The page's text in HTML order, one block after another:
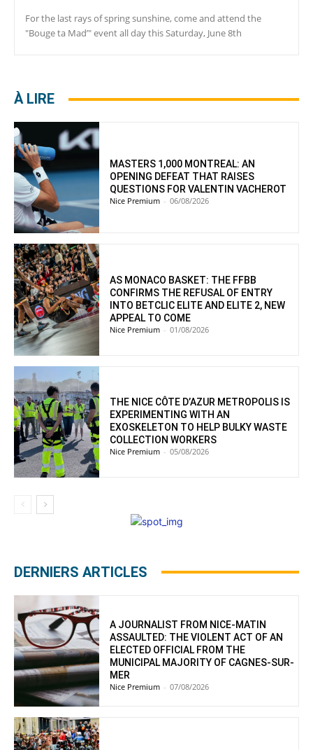
For the last rays of spring sunshine, come and attend the
"Bouge ta Mad’" event all day this Saturday, June 8th
À LIRE
MASTERS 1,000 MONTREAL: AN
OPENING DEFEAT THAT RAISES
QUESTIONS FOR VALENTIN VACHEROT
Nice Premium - 06/08/2026
AS MONACO BASKET: THE FFBB
CONFIRMS THE REFUSAL OF ENTRY
INTO BETCLIC ELITE AND ELITE 2, NEW
APPEAL TO COME
Nice Premium - 01/08/2026
THE NICE CÔTE D’AZUR METROPOLIS IS
EXPERIMENTING WITH AN
EXOSKELETON TO HELP BULKY WASTE
COLLECTION WORKERS
Nice Premium - 05/08/2026
DERNIERS ARTICLES
A JOURNALIST FROM NICE-MATIN
ASSAULTED: THE VIOLENT ACT OF AN
ELECTED OFFICIAL FROM THE
MUNICIPAL MAJORITY OF CAGNES-SUR-
MER
Nice Premium - 07/08/2026